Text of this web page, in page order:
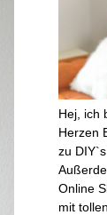
Hej, ich
Herzen
zu
Online
mit